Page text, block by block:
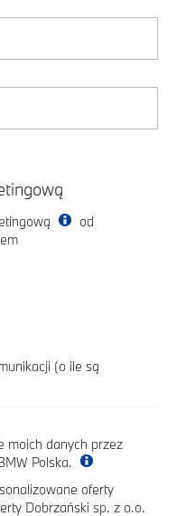
od
(o ile są
moich danych przez
Polska.
oferty
Dobrzański sp. z o.o.